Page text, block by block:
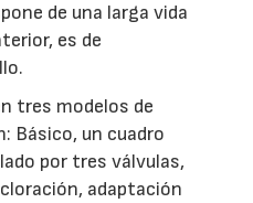
de una larga vida
es de
tres modelos de
Básico, un cuadro
por tres válvulas,
adaptación